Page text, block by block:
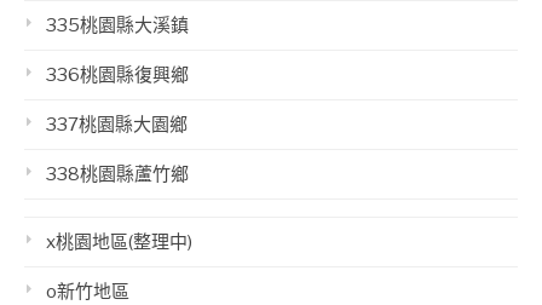
335桃園縣大溪鎮
336桃園縣復興鄉
337桃園縣大園鄉
338桃園縣蘆竹鄉
x桃園地區(整理中)
o新竹地區